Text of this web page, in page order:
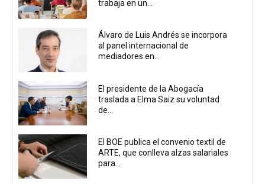
trabaja en un...
Álvaro de Luis Andrés se incorpora
al panel internacional de
mediadores en...
El presidente de la Abogacía
traslada a Elma Saiz su voluntad
de...
El BOE publica el convenio textil de
ARTE, que conlleva alzas salariales
para...